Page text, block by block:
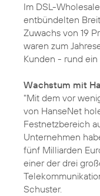
Im DSL-
entbündelten
Zuwachs von 19
waren zum
Kunden - rund
Wachstum mit
"Mit dem vor
von HanseNet
Festnetzbereich
Unternehmen
fünf Milliarden
einer der drei
Schuster.